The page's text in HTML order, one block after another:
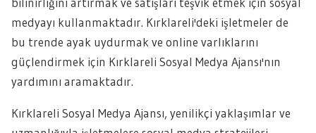
medyayı kullanmaktadır. Kırklareli'deki işletmeler de
bu trende ayak uydurmak ve online varlıklarını
güçlendirmek için Kırklareli Sosyal Medya Ajansı'nın
yardımını aramaktadır.
Kırklareli Sosyal Medya Ajansı, yenilikçi yaklaşımlar ve